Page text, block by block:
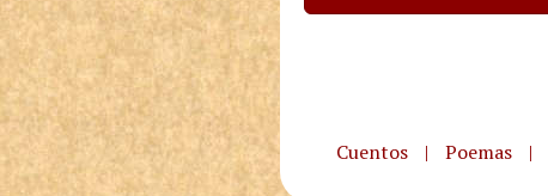
Cuentos | Poemas |